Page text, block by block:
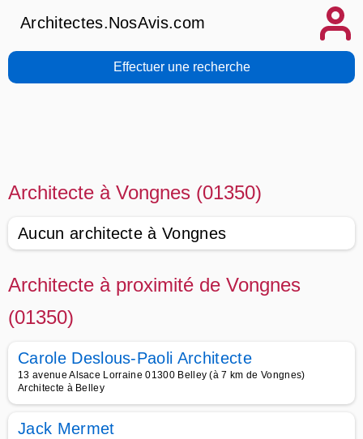
Architectes.NosAvis.com
Effectuer une recherche
Architecte à Vongnes (01350)
Aucun architecte à Vongnes
Architecte à proximité de Vongnes
(01350)
Carole Deslous-Paoli Architecte
13 avenue Alsace Lorraine 01300 Belley (à 7 km de Vongnes)
Architecte à Belley
Jack Mermet